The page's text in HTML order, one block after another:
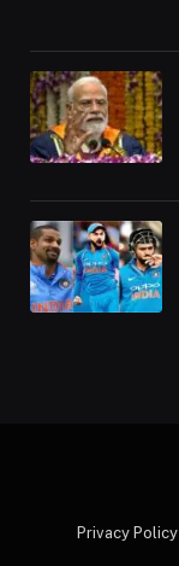
Privacy Policy